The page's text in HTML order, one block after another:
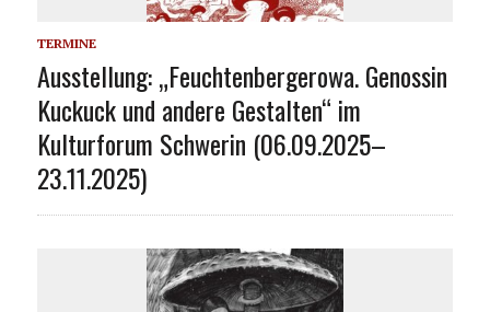
TERMINE
Ausstellung: „Feuchtenbergerowa. Genossin
Kuckuck und andere Gestalten“ im
Kulturforum Schwerin (06.09.2025–
23.11.2025)